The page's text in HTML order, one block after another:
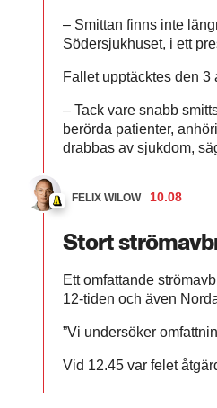
– Smittan finns inte
Södersjukhuset, i ett
Fallet upptäcktes den 3
– Tack vare snabb
berörda patienter,
drabbas av sjukdom,
FELIX WILOW 10.08
Stort
Ett omfattande
12-tiden och även
”Vi undersöker
Vid 12.45 var felet